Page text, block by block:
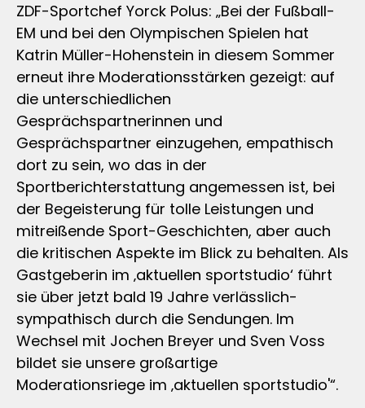
ZDF-Sportchef Yorck Polus: „Bei der Fußball-
EM und bei den Olympischen Spielen hat
Katrin Müller-Hohenstein in diesem Sommer
erneut ihre Moderationsstärken gezeigt: auf
die unterschiedlichen
Gesprächspartnerinnen und
Gesprächspartner einzugehen, empathisch
dort zu sein, wo das in der
Sportberichterstattung angemessen ist, bei
der Begeisterung für tolle Leistungen und
mitreißende Sport-Geschichten, aber auch
die kritischen Aspekte im Blick zu behalten. Als
Gastgeberin im ‚aktuellen sportstudio‘ führt
sie über jetzt bald 19 Jahre verlässlich-
sympathisch durch die Sendungen. Im
Wechsel mit Jochen Breyer und Sven Voss
bildet sie unsere großartige
Moderationsriege im ‚aktuellen sportstudio'“.